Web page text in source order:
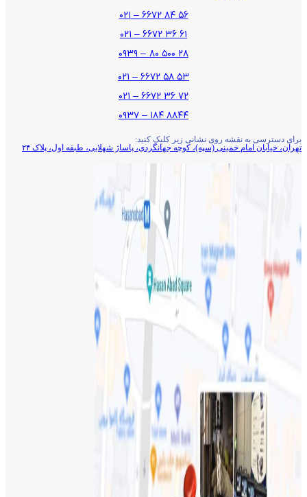
۵۶ ۸۴ ۶۶۷۲ – ۰۲۱
۶۱ ۳۶ ۶۶۷۲ – ۰۲۱
۲۸ ۵۰۰ ۸۰ – ۰۹۳۹
۵۳ ۵۸ ۶۶۷۲ – ۰۲۱
۷۲ ۳۶ ۶۶۷۲ – ۰۲۱
۸۸۴۴ ۱۸۴ – ۰۹۳۷
برای دسترسی به نقشه روی نشانی زیر کلیک کنید:
تهران، خیابان امام خمینی (سپه)، کوچه جهانگردی،‌ پاساژ شهلایی، طبقه اول، پلاک ۲۴